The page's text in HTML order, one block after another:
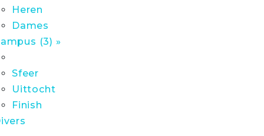
Heren
Dames
(3) »
Sfeer
Uittocht
Finish